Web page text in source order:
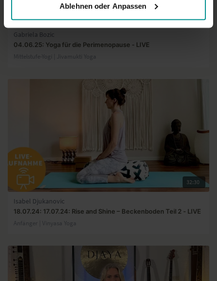
Ablehnen oder Anpassen
Gabriela Bozic
04.06.25: Yoga für die Perimenopause - LIVE
Mittelstufe-Yogi | Jivamukti Yoga
32:30
Isabel Djukanovic
18.07.24: 17.07.24: Rise and Shine – Beckenboden Teil 2 - LIVE
Anfänger | Vinyasa Yoga